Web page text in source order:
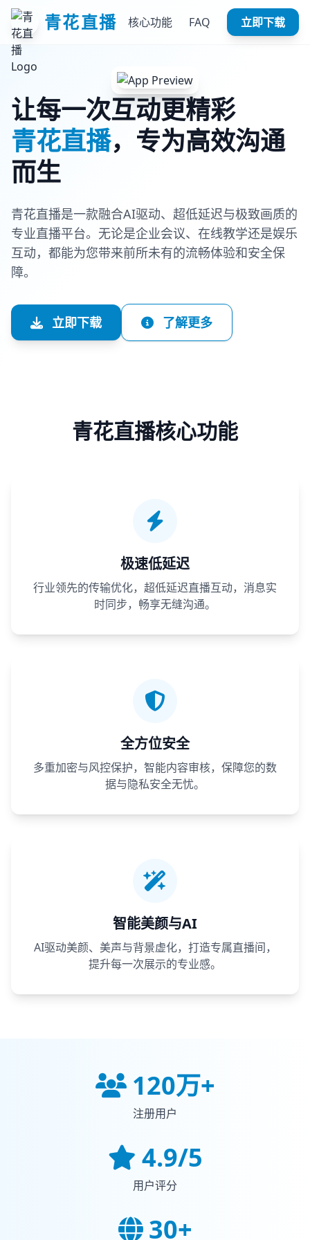
青花直播 核心功能 FAQ 立即下载
让每一次互动更精彩
青花直播，专为高效沟通
而生
青花直播是一款融合AI驱动、超低延迟与极致画质的
专业直播平台。无论是企业会议、在线教学还是娱乐
互动，都能为您带来前所未有的流畅体验和安全保
障。
立即下载 了解更多
青花直播核心功能
极速低延迟
行业领先的传输优化，超低延迟直播互动，消息实
时同步，畅享无缝沟通。
全方位安全
多重加密与风控保护，智能内容审核，保障您的数
据与隐私安全无忧。
智能美颜与AI
AI驱动美颜、美声与背景虚化，打造专属直播间，
提升每一次展示的专业感。
120万+
注册用户
4.9/5
用户评分
30+